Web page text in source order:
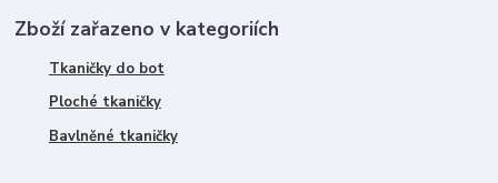
Zboží zařazeno v kategoriích
Tkaničky do bot
Ploché tkaničky
Bavlněné tkaničky